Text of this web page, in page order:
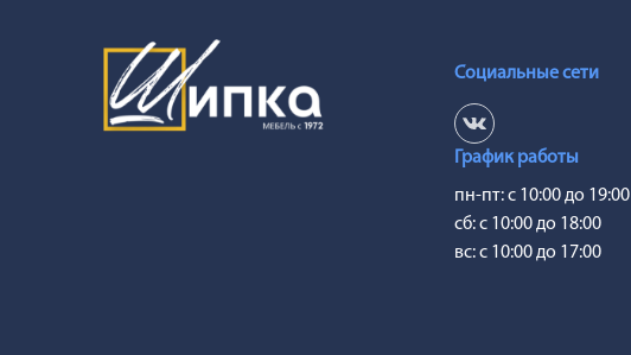
Социальные сети
График работы
пн-пт: с 10:00 до 19:00
сб: с 10:00 до 18:00
вс: с 10:00 до 17:00